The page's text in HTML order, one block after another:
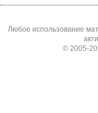
Любое использование
© 2005-